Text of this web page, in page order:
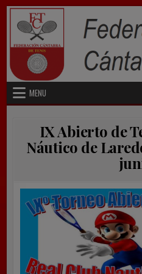
Skip
content
MENU
IX Abierto de
Náutico de